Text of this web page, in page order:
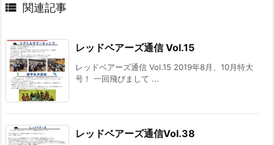
 関連記事
レッドベアーズ通信 Vol.15
レッドベアーズ通信 Vol.15 2019年8月、10月特大
号！ 一回飛びまして ...
レッドベアーズ通信Vol.38